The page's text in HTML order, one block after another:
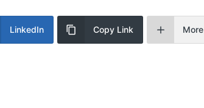
LinkedIn Copy Link More